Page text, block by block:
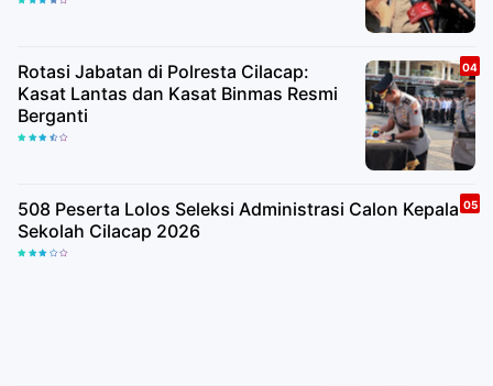
Rotasi Jabatan di Polresta Cilacap:
Kasat Lantas dan Kasat Binmas Resmi
Berganti
508 Peserta Lolos Seleksi Administrasi Calon Kepala
Sekolah Cilacap 2026